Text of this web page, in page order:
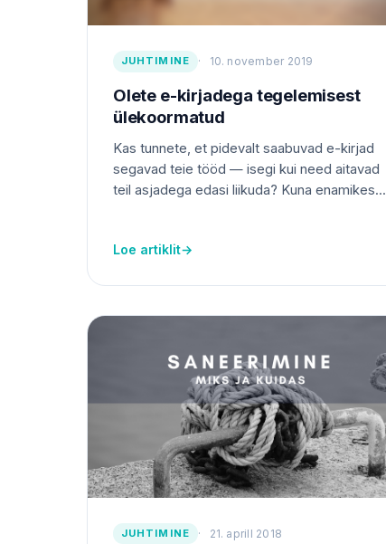
JUHTIMINE 10. november 2019
Olete e-kirjadega tegelemisest
ülekoormatud
Kas tunnete, et pidevalt saabuvad e-kirjad
segavad teie tööd — isegi kui need aitavad
teil asjadega edasi liikuda? Kuna enamikes...
Loe artiklit→
JUHTIMINE 21. aprill 2018